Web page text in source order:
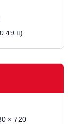
ft)
× 720